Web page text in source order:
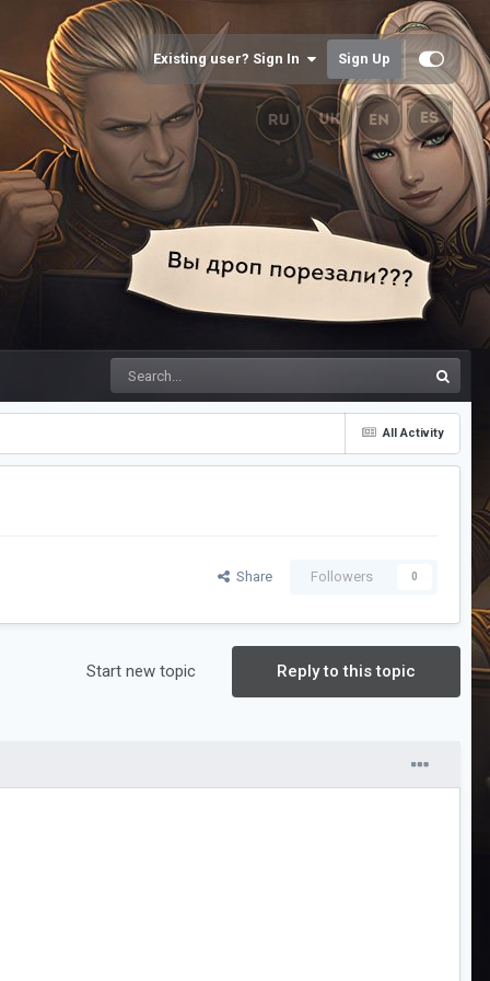
Existing user? Sign In Sign Up
All Activity
Share Followers 0
Reply to this topic
Start new topic